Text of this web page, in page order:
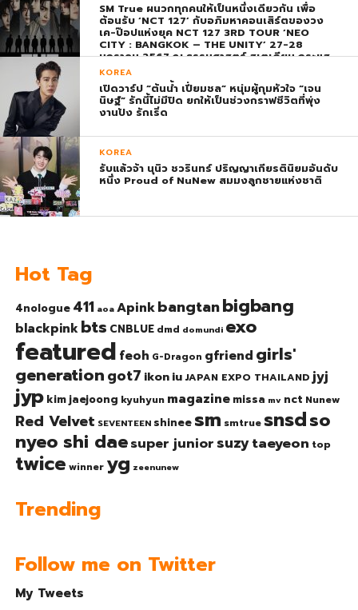
SM True ผนวกทุกคนให้เป็นหนึ่งเดียวกัน เพื่อ
ต้อนรับ ‘NCT 127’ กับอภิมหาคอนเสิร์ตของวง
เค-ป๊อปแห่งยุค NCT 127 3RD TOUR ‘NEO
CITY : BANGKOK – THE UNITY’ 27-28
มกราคม 2567 ณ ธรรมศาสตร์ สเตเดียม กระแส
ตอบรับยิ่งใหญ่สมการรอคอย บัตร SOLD OUT
ทุกที่นั่งทันทีที่เปิดจำหน่าย !
KOREA
เปิดวาร์ป “ต้นน้ำ เปี่ยมชล” หนุ่มผู้กุมหัวใจ “เจน
นิษฐ์” รักนี้ไม่มีปิด ยกให้เป็นช่วงกราฟชีวิตที่พุ่ง
งานปัง รักเริ่ด
KOREA
รับแล้วจ้า นุนิว ชวรินทร์ ปริญญาเกียรตินิยมอันดับ
หนึ่ง Proud of NuNew สมมงลูกชายแห่งชาติ
Hot Tag
4nologue 411 aoa Apinkbangtanbigbang
blackpinkbts CNBLUE dmd domundi exo
featured feoh G-Dragon gfriend girls'
generationgot7 ikoniu JAPAN EXPO THAILAND jyj
jyp kim jaejoong kyuhyun magazine missa mv nct Nunew
Red Velvet SEVENTEEN shinee sm smtrue snsdso
nyeo shi daesuper junior suzytaeyeon top
twice winner yg zeenunew
Trending
Follow me on Twitter
My Tweets